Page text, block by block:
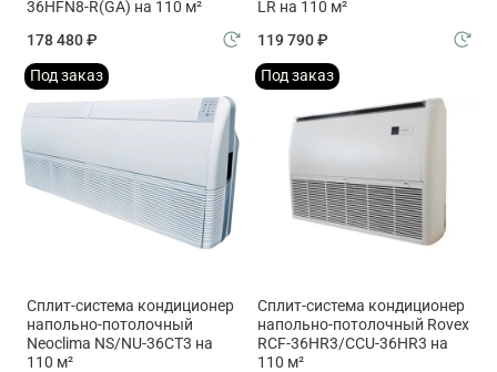
36HFN8-R(GA) на 110 м²
178 480 ₽
LR на 110 м²
119 790 ₽
Под заказ
Сплит-система кондиционер
напольно-потолочный
Neoclima NS/NU-36CT3 на
110 м²
Под заказ
Сплит-система кондиционер
напольно-потолочный Rovex
RCF-36HR3/CCU-36HR3 на
110 м²